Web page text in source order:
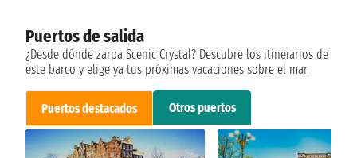
Puertos de salida
¿Desde dónde zarpa Scenic Crystal? Descubre los itinerarios de
este barco y elige ya tus próximas vacaciones sobre el mar.
Puertos destacados Otros puertos